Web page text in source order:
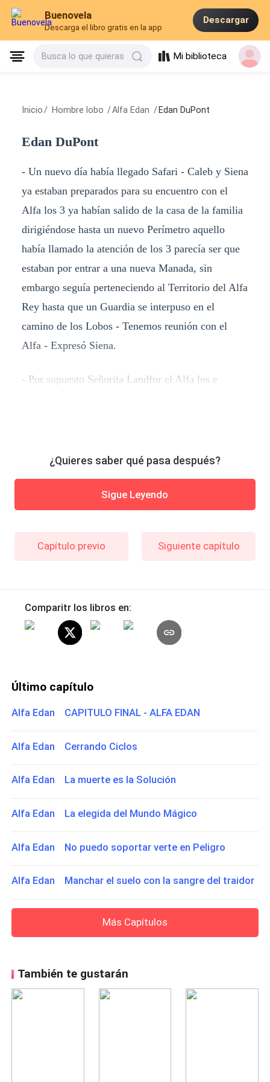
Buenovela
Descarga el libro gratis en la app
Descargar
Busca lo que quieras Mi biblioteca
Inicio / Hombre lobo /Alfa Edan / Edan DuPont
Edan DuPont
- Un nuevo día había llegado Safari - Caleb y Siena
ya estaban preparados para su encuentro con el
Alfa los 3 ya habían salido de la casa de la familia
dirigiéndose hasta un nuevo Perímetro aquello
había llamado la atención de los 3 parecía ser que
estaban por entrar a una nueva Manada, sin
embargo seguía perteneciendo al Territorio del Alfa
Rey hasta que un Guardia se interpuso en el
camino de los Lobos - Tenemos reunión con el
Alfa - Expresó Siena.
- Por supuesto Señorita Landfor el Alfa los e
¿Quieres saber qué pasa después?
Sigue Leyendo
Capítulo previo Siguiente capítulo
Comparitr los libros en:
Último capítulo
Alfa Edan CAPITULO FINAL - ALFA EDAN
Alfa Edan Cerrando Ciclos
Alfa Edan La muerte es la Solución
Alfa Edan La elegida del Mundo Mágico
Alfa Edan No puedo soportar verte en Peligro
Alfa Edan Manchar el suelo con la sangre del traidor
Más Capítulos
También te gustarán